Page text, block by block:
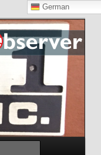
German